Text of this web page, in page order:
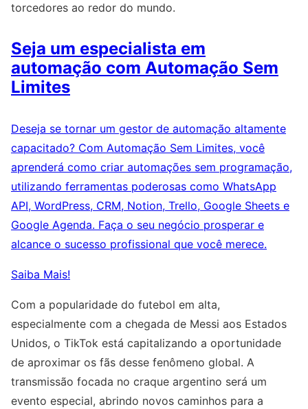
torcedores ao redor do mundo.
Seja um especialista em
automação com Automação Sem
Limites
Deseja se tornar um gestor de automação altamente
capacitado? Com Automação Sem Limites, você
aprenderá como criar automações sem programação,
utilizando ferramentas poderosas como WhatsApp
API, WordPress, CRM, Notion, Trello, Google Sheets e
Google Agenda. Faça o seu negócio prosperar e
alcance o sucesso profissional que você merece.
Saiba Mais!
Com a popularidade do futebol em alta,
especialmente com a chegada de Messi aos Estados
Unidos, o TikTok está capitalizando a oportunidade
de aproximar os fãs desse fenômeno global. A
transmissão focada no craque argentino será um
evento especial, abrindo novos caminhos para a